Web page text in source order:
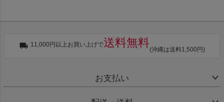
11,000円以上お買い上げで送料無料
(沖縄は送料1,500円)
お支払い